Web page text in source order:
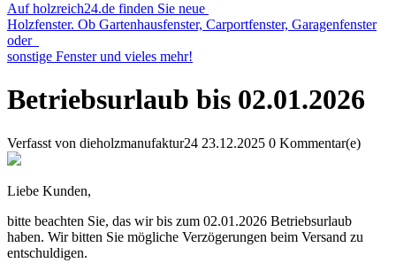
Auf holzreich24.de finden Sie neue
Holzfenster. Ob Gartenhausfenster, Carportfenster, Garagenfenster
oder
sonstige Fenster und vieles mehr!
Betriebsurlaub bis 02.01.2026
Verfasst von dieholzmanufaktur24 23.12.2025 0 Kommentar(e)
Liebe Kunden,
bitte beachten Sie, das wir bis zum 02.01.2026 Betriebsurlaub
haben. Wir bitten Sie mögliche Verzögerungen beim Versand zu
entschuldigen.